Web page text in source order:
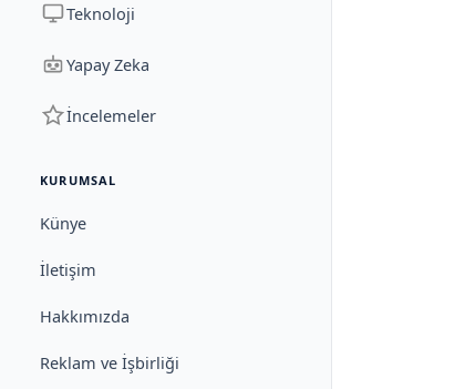
Teknoloji
Yapay Zeka
İncelemeler
KURUMSAL
Künye
İletişim
Hakkımızda
Reklam ve İşbirliği